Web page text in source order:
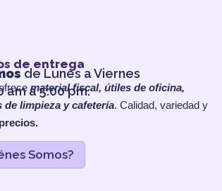
de entrega
de Lunes a Viernes
am a 5:00 pm.
material fiscal, útiles de oficina,
de limpieza y cafetería. Calidad, variedad y
Somos?